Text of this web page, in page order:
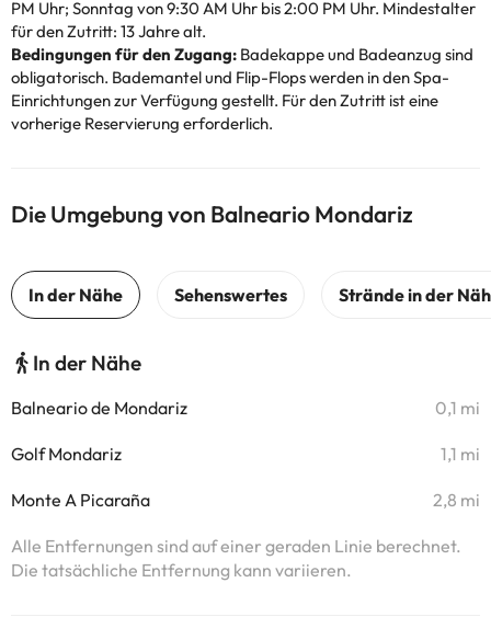
PM Uhr; Sonntag von 9:30 AM Uhr bis 2:00 PM Uhr. Mindestalter
für den Zutritt: 13 Jahre alt.
Bedingungen für den Zugang: Badekappe und Badeanzug sind
obligatorisch. Bademantel und Flip-Flops werden in den Spa-
Einrichtungen zur Verfügung gestellt. Für den Zutritt ist eine
vorherige Reservierung erforderlich.
Die Umgebung von Balneario Mondariz
In der Nähe
Balneario de Mondariz 0,1 mi
Golf Mondariz 1,1 mi
Monte A Picaraña 2,8 mi
Alle Entfernungen sind auf einer geraden Linie berechnet.
Die tatsächliche Entfernung kann variieren.